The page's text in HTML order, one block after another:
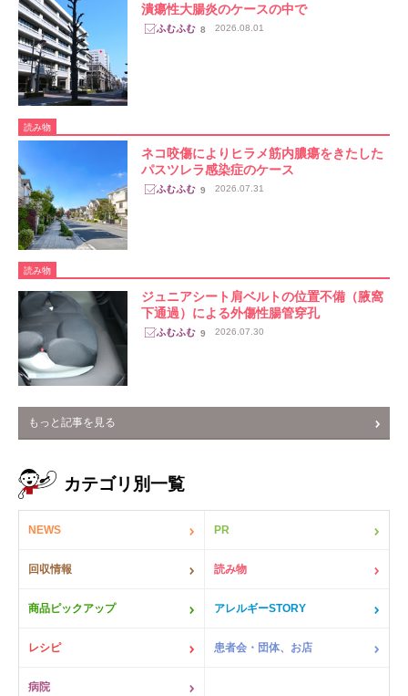
潰瘍性大腸炎のケースの中で
8 2026.08.01
読み物
ネコ咬傷によりヒラメ筋内膿瘍をきたした
パスツレラ感染症のケース
9 2026.07.31
読み物
ジュニアシート肩ベルトの位置不備（腋窩
下通過）による外傷性腸管穿孔
9 2026.07.30
もっと記事を見る
カテゴリ別一覧
NEWS PR
回収情報 読み物
商品ピックアップ アレルギーSTORY
レシピ 患者会・団体、お店
病院